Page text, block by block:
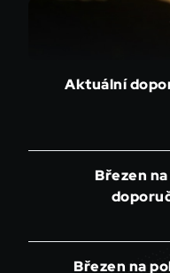
Aktuální
Březen
Březen na